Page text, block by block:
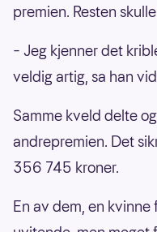
premien. Resten
– Jeg kjenner det
veldig artig, sa han
Samme kveld delte
andrepremien. Det
356 745 kroner.
En av dem, en